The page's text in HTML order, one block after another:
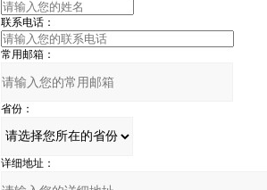
联系电话：
常用邮箱：
省份：
详细地址：